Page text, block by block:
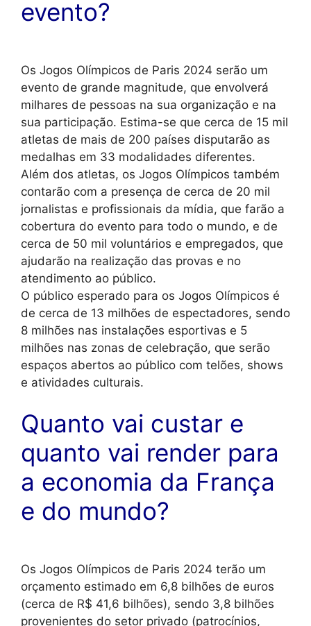
evento?
Os Jogos Olímpicos de Paris 2024 serão um
evento de grande magnitude, que envolverá
milhares de pessoas na sua organização e na
sua participação. Estima-se que cerca de 15 mil
atletas de mais de 200 países disputarão as
medalhas em 33 modalidades diferentes.
Além dos atletas, os Jogos Olímpicos também
contarão com a presença de cerca de 20 mil
jornalistas e profissionais da mídia, que farão a
cobertura do evento para todo o mundo, e de
cerca de 50 mil voluntários e empregados, que
ajudarão na realização das provas e no
atendimento ao público.
O público esperado para os Jogos Olímpicos é
de cerca de 13 milhões de espectadores, sendo
8 milhões nas instalações esportivas e 5
milhões nas zonas de celebração, que serão
espaços abertos ao público com telões, shows
e atividades culturais.
Quanto vai custar e
quanto vai render para
a economia da França
e do mundo?
Os Jogos Olímpicos de Paris 2024 terão um
orçamento estimado em 6,8 bilhões de euros
(cerca de R$ 41,6 bilhões), sendo 3,8 bilhões
provenientes do setor privado (patrocínios,